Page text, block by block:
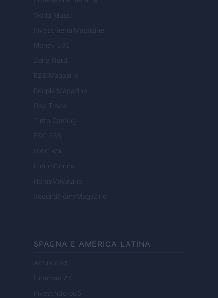
World Music
Investimenti Magazine
Money 365
Zona Nerd
B2B Magazine
People Magazine
Day Travel
Tutto Gaming
ESG 365
Food Wiki
FuturoDonna
HomeMagazine
SecondHomeMagazine
SPAGNA E AMERICA LATINA
Actualidad
Finanzas 24
Investindo 365